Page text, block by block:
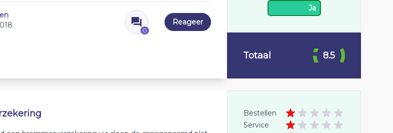
0
Reageer
Ja
Totaal 8.5
Bestellen
Service